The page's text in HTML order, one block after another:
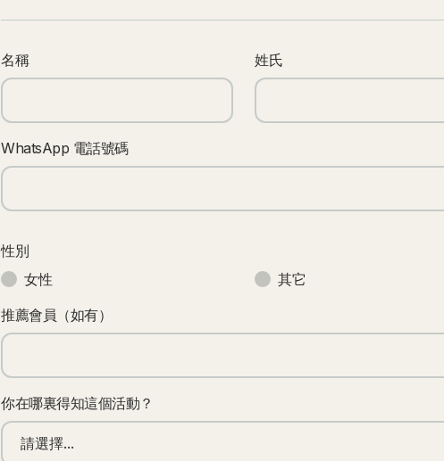
名稱 姓氏
WhatsApp 電話號碼
性別
女性
其它
推薦會員（如有）
你在哪裏得知這個活動？